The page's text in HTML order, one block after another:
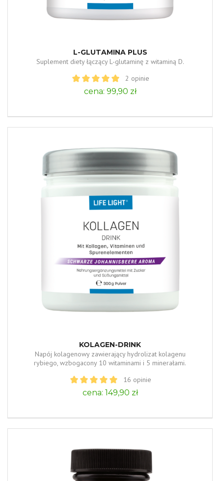
L-GLUTAMINA PLUS
Suplement diety łączący L-glutaminę z witaminą D.
2 opinie
cena: 99,90 zł
KOLAGEN-DRINK
Napój kolagenowy zawierający hydrolizat kolagenu
rybiego, wzbogacony 10 witaminami i 5 minerałami.
16 opinie
cena: 149,90 zł